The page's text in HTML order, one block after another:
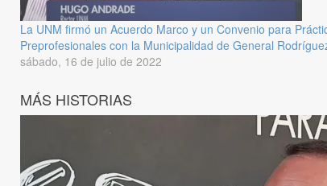
La UNM firmó un Acuerdo Marco y un Convenio para
Preprofesionales con la Municipalidad de General
sábado, 16 de julio de 2022
MÁS HISTORIAS